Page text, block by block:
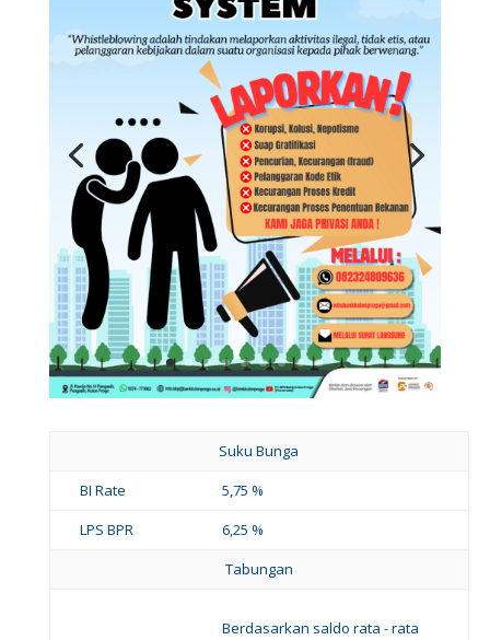
Suku Bunga
BI Rate
5,75 %
LPS BPR
6,25 %
Tabungan
Berdasarkan saldo rata - rata